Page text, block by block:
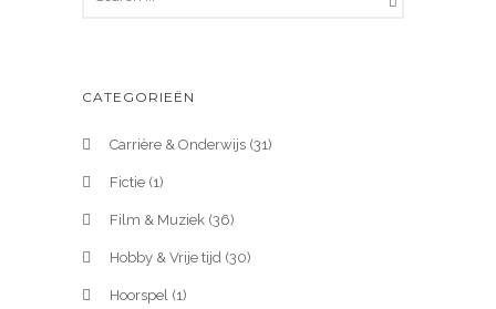
CATEGORIEËN
Carrière & Onderwijs (31)
Fictie (1)
Film & Muziek (36)
Hobby & Vrije tijd (30)
Hoorspel (1)